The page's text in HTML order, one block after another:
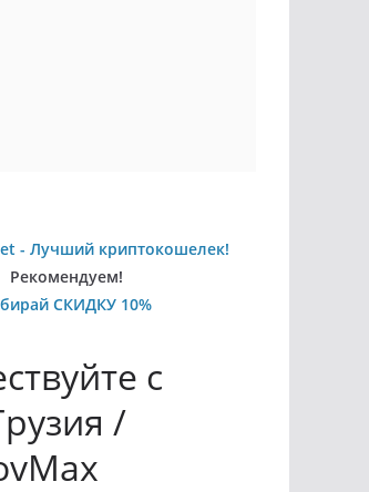
- Лучший криптокошелек!
Рекомендуем!
СКИДКУ 10%
с
/